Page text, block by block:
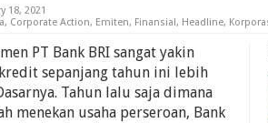
18, 2021
, Corporate Action, Emiten, Finansial , Headline,
PT Bank BRI sangat yakin
sepanjang tahun ini lebih
Tahun lalu saja dimana
menekan usaha perseroan, Bank